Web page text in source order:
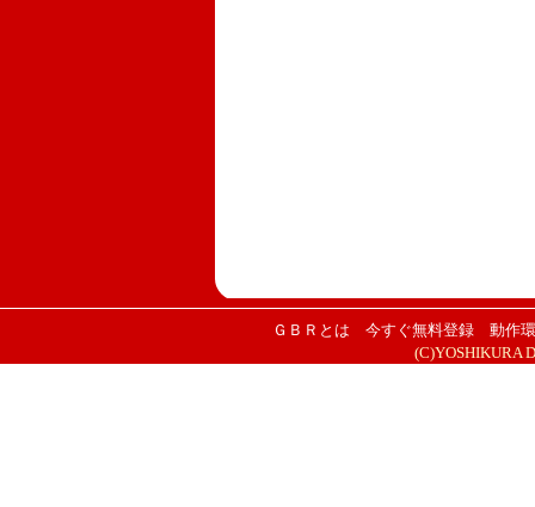
ＧＢＲとは 今すぐ無料登録
動作
(C)YOSHIKURA